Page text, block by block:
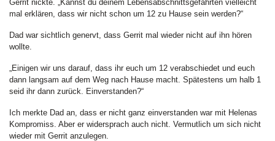
Gerrit nickte. „Kannst du deinem Lebensabschnittsgefährten vielleicht
mal erklären, dass wir nicht schon um 12 zu Hause sein werden?“
Dad war sichtlich genervt, dass Gerrit mal wieder nicht auf ihn hören
wollte.
„Einigen wir uns darauf, dass ihr euch um 12 verabschiedet und euch
dann langsam auf dem Weg nach Hause macht. Spätestens um halb 1
seid ihr dann zurück. Einverstanden?“
Ich merkte Dad an, dass er nicht ganz einverstanden war mit Helenas
Kompromiss. Aber er widersprach auch nicht. Vermutlich um sich nicht
wieder mit Gerrit anzulegen.